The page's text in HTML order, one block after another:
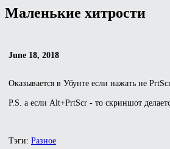
Маленькие хитрости
June 18, 2018
Оказывается в Убунте если нажать не
P.S. а если Alt+PrtScr - то скриншот
Тэги: Разное